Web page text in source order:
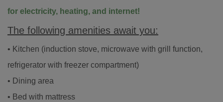
for electricity, heating, and internet!
The following amenities await you:
• Kitchen (induction stove, microwave with grill function,
refrigerator with freezer compartment)
• Dining area
• Bed with mattress